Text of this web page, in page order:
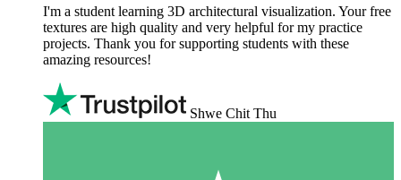
I'm a student learning 3D architectural visualization. Your free
textures are high quality and very helpful for my practice
projects. Thank you for supporting students with these
amazing resources!
Shwe Chit Thu